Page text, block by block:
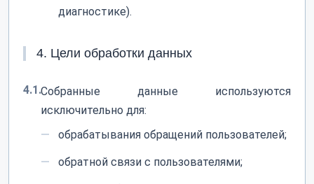
диагностике).
4. Цели обработки данных
4.1.Собранные данные используются
исключительно для:
обрабатывания обращений пользователей;
обратной связи с пользователями;